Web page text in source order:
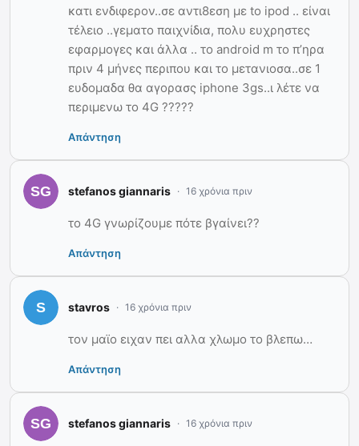
κατι ενδιφερον..σε αντι8εση με to ipod .. είναι
τέλειο ..γεματο παιχνίδια, πολυ ευχρηστες
εφαρμογες και άλλα .. το android m το π’ηρα
πριν 4 μήνες περιπου και το μετανιοσα..σε 1
ευδομαδα θα αγορασς iphone 3gs..ι λέτε να
περιμενω το 4G ?????
Απάντηση
stefanos giannaris 16 χρόνια πριν
το 4G γνωρίζουμε πότε βγαίνει??
Απάντηση
stavros 16 χρόνια πριν
τον μαϊο ειχαν πει αλλα χλωμο το βλεπω…
Απάντηση
stefanos giannaris 16 χρόνια πριν